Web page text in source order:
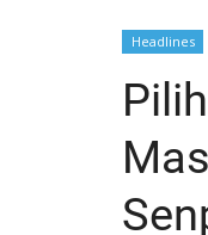
Headlines